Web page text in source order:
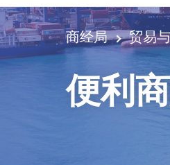
商经局 贸易
便利